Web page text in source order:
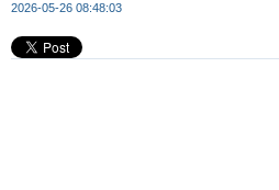
2026-05-26 08:48:03